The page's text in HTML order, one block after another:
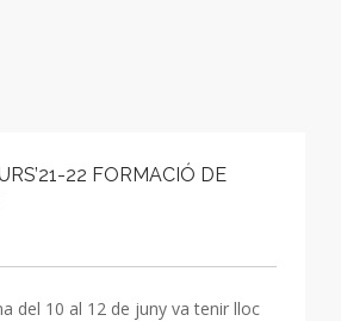
22 FORMACIÓ DE
del 10 al 12 de juny va tenir lloc